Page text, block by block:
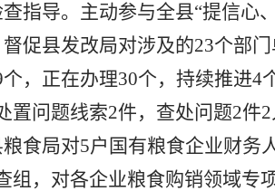
指导。主动参与全县“提信心
促县发改局对涉及的23个部
个，正在办理30个，持续推进4
置问题线索2件，查处问题2件2
食局对5户国有粮食企业财务
组，对各企业粮食购销领域专